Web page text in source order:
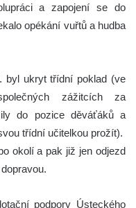
a zapojení se do
opékání vuřtů a hudba
byl ukryt třídní poklad (ve
zážitcích za
do pozice děváťáků a
třídní učitelkou prožít).
okolí a pak již jen odjezd
podpory Ústeckého